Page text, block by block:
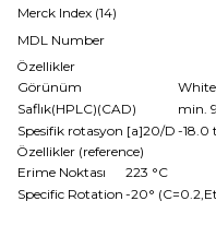
Merck Index (14)
MDL Number
Özellikler
Görünüm
Saflık(HPLC)(CAD)
min.
Spesifik rotasyon [a]20/D -18.0
Özellikler (reference)
Erime Noktası
223 °C
Specific Rotation -20°